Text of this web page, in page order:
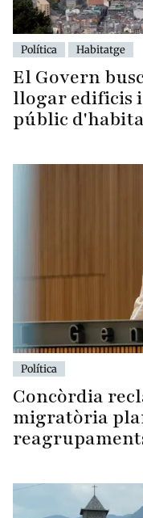
Política Habitatge
El Govern
llogar edificis
públic
Política
Concòrdia
migratòria